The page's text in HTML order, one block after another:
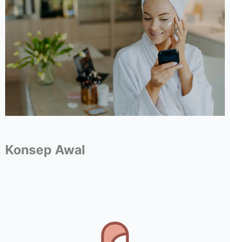
Konsep Awal